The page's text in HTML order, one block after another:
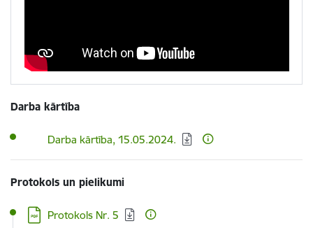
Darba kārtība
Lejupielādēt:
Darba kārtība, 15.05.2024.
Protokols un pielikumi
Lejupielādēt:
Protokols Nr. 5